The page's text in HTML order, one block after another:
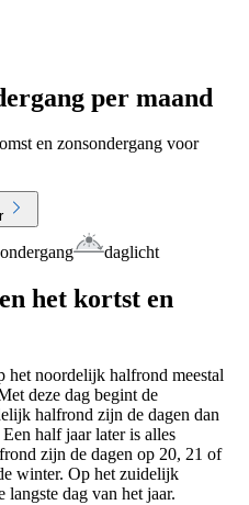
per maand
en zonsondergang voor
daglicht
het kortst en
het noordelijk halfrond meestal
deze dag begint de
halfrond zijn de dagen dan
half jaar later is alles
zijn de dagen op 20, 21 of
winter. Op het zuidelijk
langste dag van het jaar.